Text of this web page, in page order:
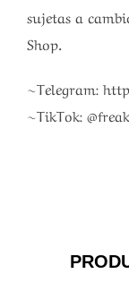
sujetas a
Shop.
~Telegram:
~TikTok: